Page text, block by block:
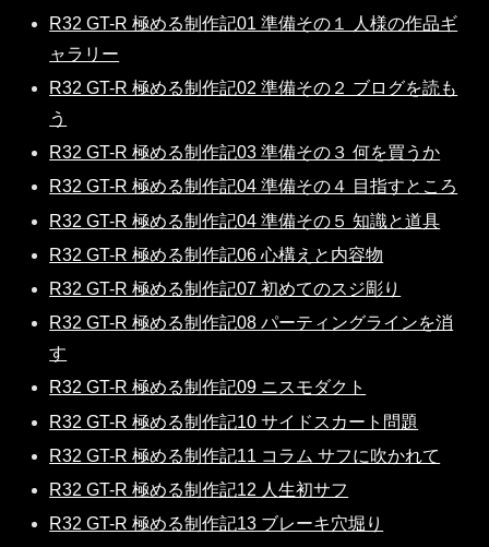
R32 GT-R 極める制作記01 準備その１ 人様の作品ギ
ャラリー
R32 GT-R 極める制作記02 準備その２ ブログを読も
う
R32 GT-R 極める制作記03 準備その３ 何を買うか
R32 GT-R 極める制作記04 準備その４ 目指すところ
R32 GT-R 極める制作記04 準備その５ 知識と道具
R32 GT-R 極める制作記06 心構えと内容物
R32 GT-R 極める制作記07 初めてのスジ彫り
R32 GT-R 極める制作記08 パーティングラインを消
す
R32 GT-R 極める制作記09 ニスモダクト
R32 GT-R 極める制作記10 サイドスカート問題
R32 GT-R 極める制作記11 コラム サフに吹かれて
R32 GT-R 極める制作記12 人生初サフ
R32 GT-R 極める制作記13 ブレーキ穴堀り